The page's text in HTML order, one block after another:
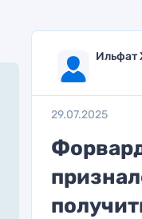
Ильфат
29.07.2025